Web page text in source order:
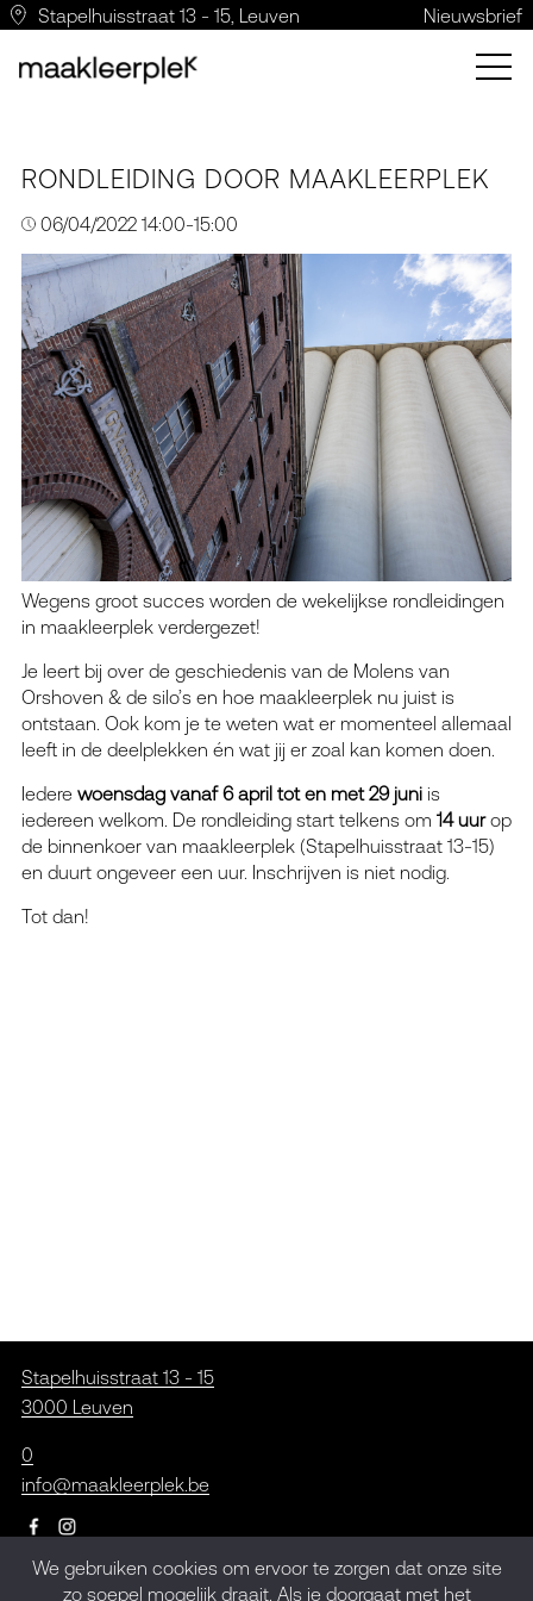
Stapelhuisstraat 13 - 15, Leuven Nieuwsbrief
RONDLEIDING DOOR MAAKLEERPLEK
06/04/2022 14:00-15:00
Wegens groot succes worden de wekelijkse rondleidingen
in maakleerplek verdergezet!
Je leert bij over de geschiedenis van de Molens van
Orshoven & de silo’s en hoe maakleerplek nu juist is
ontstaan. Ook kom je te weten wat er momenteel allemaal
leeft in de deelplekken én wat jij er zoal kan komen doen.
Iedere woensdag vanaf 6 april tot en met 29 juni is
iedereen welkom. De rondleiding start telkens om 14 uurop
de binnenkoer van maakleerplek (Stapelhuisstraat 13-15)
en duurt ongeveer een uur. Inschrijven is niet nodig.
Tot dan!
Stapelhuisstraat 13 - 15
3000 Leuven
0
info@maakleerplek.be
We gebruiken cookies om ervoor te zorgen dat onze site
zo soepel mogelijk draait. Als je doorgaat met het